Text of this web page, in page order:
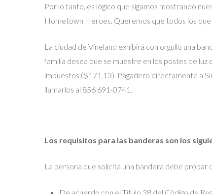
Por lo tanto, es lógico que sigamos mostrando
Hometown Heroes. Queremos que todos los que
La ciudad de Vineland exhibirá con orgullo una
familia desea que se muestre en los postes de
impuestos ($171.13). Pagadero directamente a
llamarlos al 856 691-0741.
Los requisitos para las banderas son los
La persona que solicita una bandera debe
De acuerdo con el Título 38 del Código de